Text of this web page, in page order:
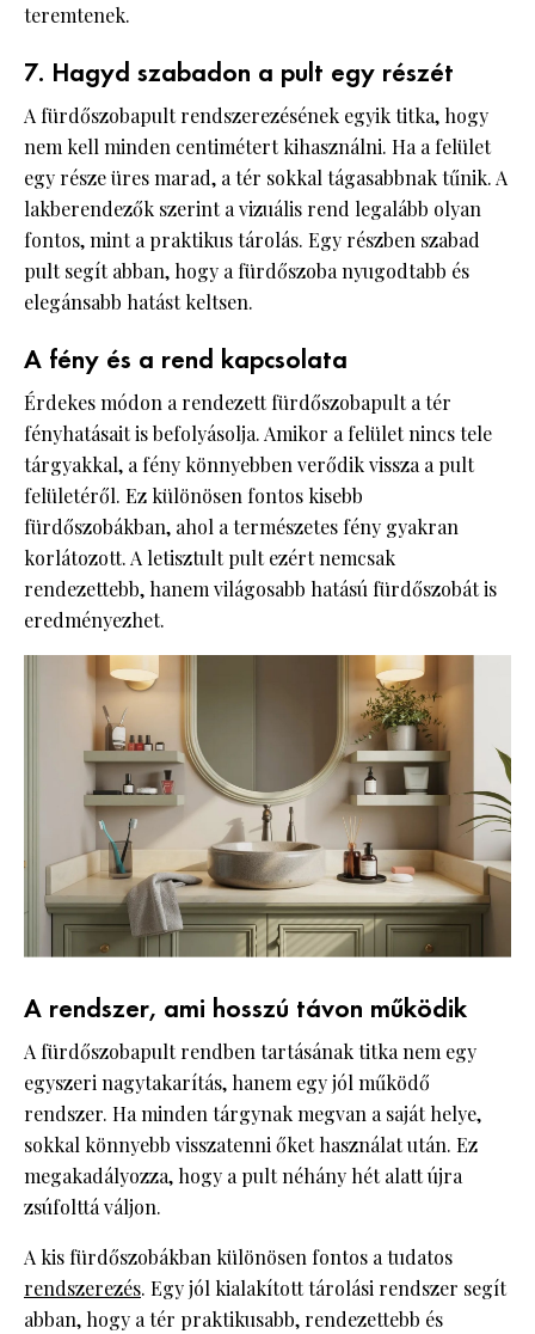
teremtenek.
7. Hagyd szabadon a pult egy részét
A fürdőszobapult rendszerezésének egyik titka, hogy
nem kell minden centimétert kihasználni. Ha a felület
egy része üres marad, a tér sokkal tágasabbnak tűnik. A
lakberendezők szerint a vizuális rend legalább olyan
fontos, mint a praktikus tárolás. Egy részben szabad
pult segít abban, hogy a fürdőszoba nyugodtabb és
elegánsabb hatást keltsen.
A fény és a rend kapcsolata
Érdekes módon a rendezett fürdőszobapult a tér
fényhatásait is befolyásolja. Amikor a felület nincs tele
tárgyakkal, a fény könnyebben verődik vissza a pult
felületéről. Ez különösen fontos kisebb
fürdőszobákban, ahol a természetes fény gyakran
korlátozott. A letisztult pult ezért nemcsak
rendezettebb, hanem világosabb hatású fürdőszobát is
eredményezhet.
A rendszer, ami hosszú távon működik
A fürdőszobapult rendben tartásának titka nem egy
egyszeri nagytakarítás, hanem egy jól működő
rendszer. Ha minden tárgynak megvan a saját helye,
sokkal könnyebb visszatenni őket használat után. Ez
megakadályozza, hogy a pult néhány hét alatt újra
zsúfolttá váljon.
A kis fürdőszobákban különösen fontos a tudatos
rendszerezés. Egy jól kialakított tárolási rendszer segít
abban, hogy a tér praktikusabb, rendezettebb és